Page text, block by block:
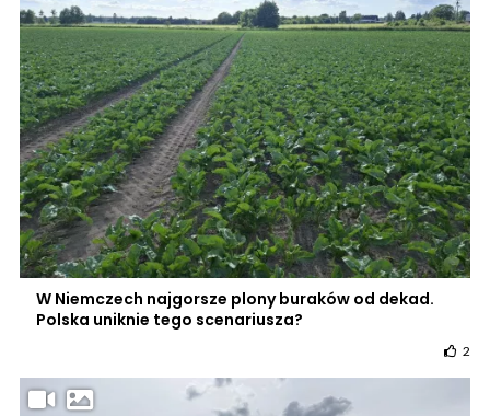
W Niemczech najgorsze plony buraków od dekad.
Polska uniknie tego scenariusza?
2